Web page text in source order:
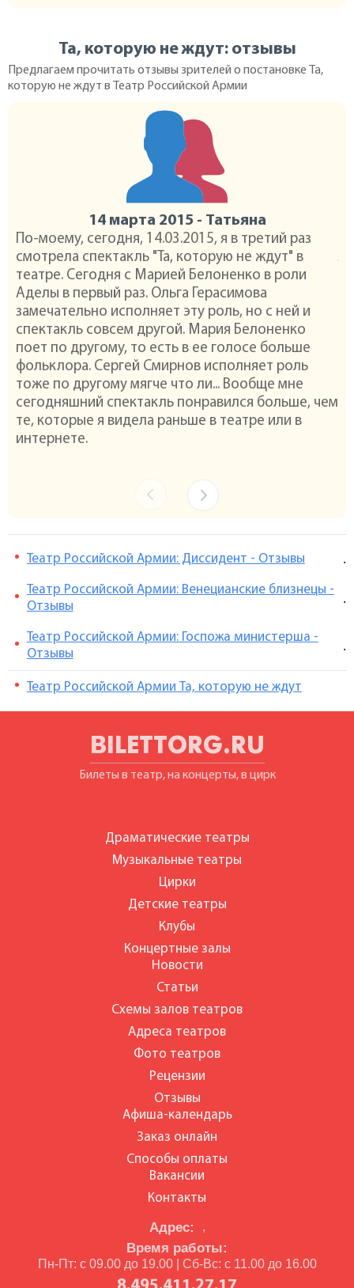
Та, которую не ждут: отзывы
Предлагаем прочитать отзывы зрителей о постановке Та,
которую не ждут в Театр Российской Армии
По-моему, сегодня, 14.03.2015, я в третий раз
смотрела спектакль "Та, которую не ждут" в
театре. Сегодня с Марией Белоненко в роли
Аделы в первый раз. Ольга Герасимова
замечательно исполняет эту роль, но с ней и
спектакль совсем другой. Мария Белоненко
поет по другому, то есть в ее голосе больше
фольклора. Сергей Смирнов исполняет роль
тоже по другому мягче что ли... Вообще мне
сегодняшний спектакль понравился больше, чем
те, которые я видела раньше в театре или в
интернете.
14 марта 2015 - Татьяна
Театр Российской Армии: Диссидент - Отзывы .
Театр Российской Армии: Венецианские близнецы -
Отзывы
.
Театр Российской Армии: Госпожа министерша -
Отзывы
.
Театр Российской Армии Та, которую не ждут
BILETTORG.RU
Билеты в театр, на концерты, в цирк
Адрес: ,
Время работы:
Пн-Пт: с 09.00 до 19.00 | Сб-Вс: с 11.00 до 16.00
Драматические театры
Музыкальные театры
Цирки
Детские театры
Клубы
Концертные залы
Новости
Статьи
Схемы залов театров
Адреса театров
Фото театров
Рецензии
Отзывы
Афиша-календарь
Заказ онлайн
Способы оплаты
Вакансии
Контакты